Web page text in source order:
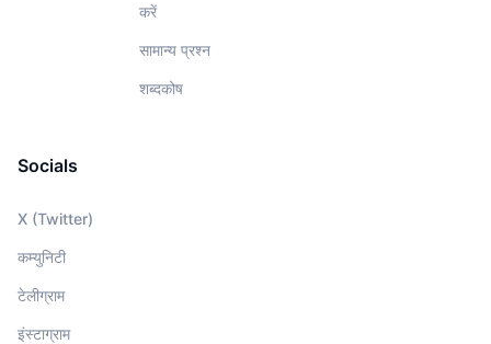
करें
सामान्य प्रश्न
शब्दकोष
Socials
X (Twitter)
कम्युनिटी
टेलीग्राम
इंस्टाग्राम